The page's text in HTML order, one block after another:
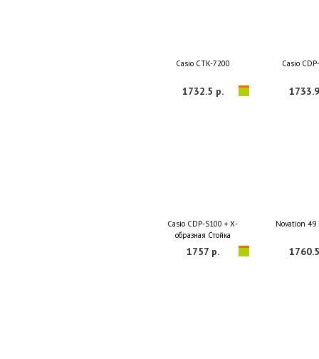
Casio CTK-7200
1732.5 р.
Casio
Casio CDP-S100 + Х-
образная Стойка
1757 р.
Novation 49